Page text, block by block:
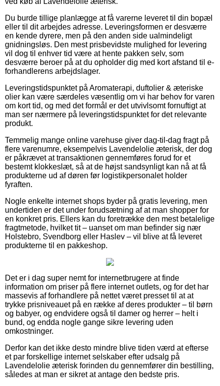
Du burde tillige planlægge at få varerne leveret til din bopæl
eller til dit arbejdes adresse. Leveringsformen er desværre
en kende dyrere, men på den anden side ualmindeligt
gnidningsløs. Den mest prisbevidste mulighed for levering
vil dog til enhver tid være at hente pakken selv, som
desværre beroer på at du opholder dig med kort afstand til e-
forhandlerens arbejdslager.
Leveringstidspunktet på Aromaterapi, duftolier & æteriske
olier kan være særdeles væsentlig om vi har behov for varen
om kort tid, og med det formål er det utvivlsomt fornuftigt at
man ser nærmere på leveringstidspunktet for det relevante
produkt.
Temmelig mange online varehuse giver dag-til-dag fragt på
flere varenumre, eksempelvis Lavendelolie æterisk, der dog
er påkrævet at transaktionen gennemføres forud for et
bestemt klokkeslæt, så at de højst sandsynligt kan nå at få
produkterne ud af døren før logistikpersonalet holder
fyraften.
Nogle enkelte internet shops byder på gratis levering, men
undertiden er det under forudsætning af at man shopper for
en konkret pris. Ellers kan du foretrække den mest betalelige
fragtmetode, hvilket tit – uanset om man befinder sig nær
Holstebro, Svendborg eller Haslev – vil blive at få leveret
produkterne til en pakkeshop.
Det er i dag super nemt for internetbrugere at finde
information om priser på flere internet outlets, og for det har
massevis af forhandlere på nettet været presset til at at
trykke prisniveauet på en række af deres produkter – til børn
og babyer, og endvidere også til damer og herrer – helt i
bund, og endda nogle gange sikre levering uden
omkostninger.
Derfor kan det ikke desto mindre blive tiden værd at efterse
et par forskellige internet selskaber efter udsalg på
Lavendelolie æterisk forinden du gennemfører din bestilling,
således at man er sikret at antage den bedste pris.